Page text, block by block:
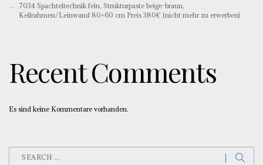
7034 Spachteltechnik fein, Strukturpaste beige-braun,
Keilrahmen/Leinwand 80×60 cm Preis 380€ (nicht mehr zu erwerben)
Recent Comments
Es sind keine Kommentare vorhanden.